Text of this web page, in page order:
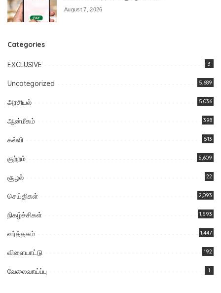
August 7, 2026
Categories
EXCLUSIVE 3
Uncategorized 5,689
அரசியல் 5,036
ஆன்மீகம் 398
கல்வி 513
குற்றம் 5,609
சூழல் 22
செய்திகள் 2,093
நிகழ்ச்சிகள் 1,593
வர்த்தகம் 1,447
விளையாட்டு 192
வேலைவாய்ப்பு 1